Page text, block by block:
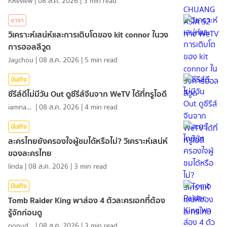
ดารา
วิเคราะห์เสน่ห์และการเติบโตของ kit connor ในวง
การฮอลลีวูด
Jaychou |08 ส.ค. 2026 | 5 min read
บันเทิง
ซีรีส์ดีไม่มีวัน Out ดูซีรีส์จีนจาก WeTV ได้ที่ทรูไอดี
iamnan23 |08 ส.ค. 2026 |4 min read
บันเทิง
ละครไทยยังครองใจผู้ชมได้หรือไม่? วิเคราะห์เสน่ห์
ของละครไทย
linda |08 ส.ค. 2026 | 3 min read
บันเทิง
Tomb Raider King พาส่อง 4 ตัวละครเอกที่ต้อง
รู้จักก่อนดู